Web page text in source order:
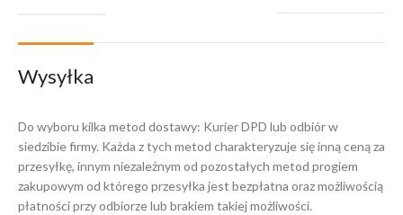
Wysyłka
Do wyboru kilka metod dostawy: Kurier DPD lub odbiór w
siedzibie firmy. Każda z tych metod charakteryzuje się inną ceną za
przesyłkę, innym niezależnym od pozostałych metod progiem
zakupowym od którego przesyłka jest bezpłatna oraz możliwością
płatności przy odbiorze lub brakiem takiej możliwości.